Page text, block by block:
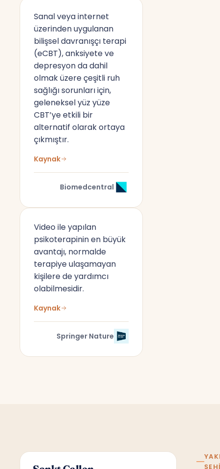
Sanal veya internet
üzerinden uygulanan
bilişsel davranışçı terapi
(eCBT), anksiyete ve
depresyon da dahil
olmak üzere çeşitli ruh
sağlığı sorunları için,
geleneksel yüz yüze
CBT’ye etkili bir
alternatif olarak ortaya
çıkmıştır.
Kaynak
Biomedcentral
Video ile yapılan
psikoterapinin en büyük
avantajı, normalde
terapiye ulaşamayan
kişilere de yardımcı
olabilmesidir.
Kaynak
Springer Nature